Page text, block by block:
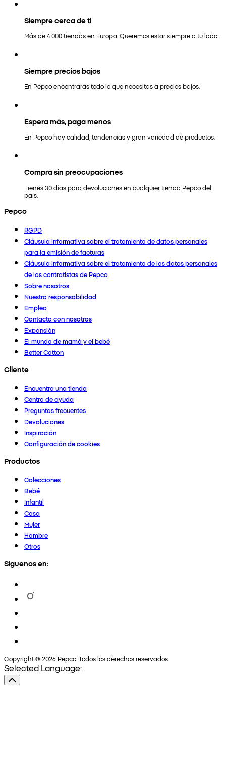
Siempre cerca de ti
Más de 4.000 tiendas en Europa. Queremos estar siempre a tu lado.
Siempre precios bajos
En Pepco encontrarás todo lo que necesitas a precios bajos.
Espera más, paga menos
En Pepco hay calidad, tendencias y gran variedad de productos.
Compra sin preocupaciones
Tienes 30 días para devoluciones en cualquier tienda Pepco del
país.
Pepco
RGPD
Cláusula informativa sobre el tratamiento de datos personales
para la emisión de facturas
Cláusula informativa sobre el tratamiento de los datos personales
de los contratistas de Pepco
Sobre nosotros
Nuestra responsabilidad
Empleo
Contacta con nosotros
Expansión
El mundo de mamá y el bebé
Better Cotton
Cliente
Encuentra una tienda
Centro de ayuda
Preguntas frecuentes
Devoluciones
Inspiración
Configuración de cookies
Productos
Colecciones
Bebé
Infantil
Casa
Mujer
Hombre
Otros
Síguenos en:
Copyright © 2026 Pepco. Todos los derechos reservados.
Selected Language: